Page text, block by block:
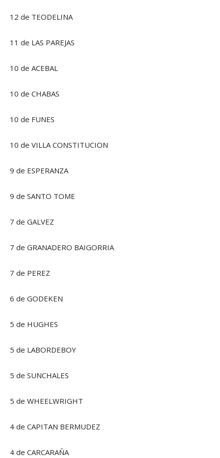
12 de TEODELINA
11 de LAS PAREJAS
10 de ACEBAL
10 de CHABAS
10 de FUNES
10 de VILLA CONSTITUCION
9 de ESPERANZA
9 de SANTO TOME
7 de GALVEZ
7 de GRANADERO BAIGORRIA
7 de PEREZ
6 de GODEKEN
5 de HUGHES
5 de LABORDEBOY
5 de SUNCHALES
5 de WHEELWRIGHT
4 de CAPITAN BERMUDEZ
4 de CARCARAÑA